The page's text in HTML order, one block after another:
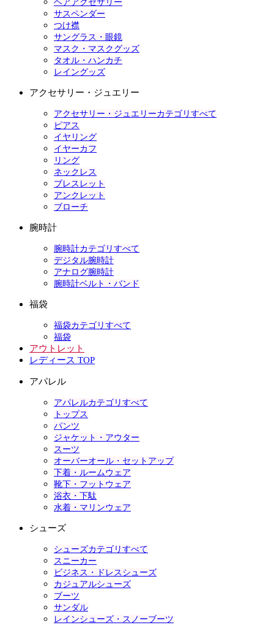
ヘアアクセサリー
サスペンダー
つけ襟
サングラス・眼鏡
マスク・マスクグッズ
タオル・ハンカチ
レイングッズ
アクセサリー・ジュエリー
アクセサリー・ジュエリーカテゴリすべて
ピアス
イヤリング
イヤーカフ
リング
ネックレス
ブレスレット
アンクレット
ブローチ
腕時計
腕時計カテゴリすべて
デジタル腕時計
アナログ腕時計
腕時計ベルト・バンド
福袋
福袋カテゴリすべて
福袋
アウトレット
レディース TOP
アパレル
アパレルカテゴリすべて
トップス
パンツ
ジャケット・アウター
スーツ
オーバーオール・セットアップ
下着・ルームウェア
靴下・フットウェア
浴衣・下駄
水着・マリンウェア
シューズ
シューズカテゴリすべて
スニーカー
ビジネス・ドレスシューズ
カジュアルシューズ
ブーツ
サンダル
レインシューズ・スノーブーツ